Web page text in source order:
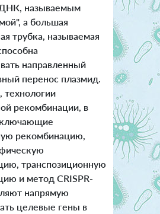
называемым
а большая
трубка, называемая
направленный
перенос плазмид.
технологии
рекомбинации, в
рекомбинацию,
транспозиционную
и метод CRISPR-
напрямую
целевые гены в